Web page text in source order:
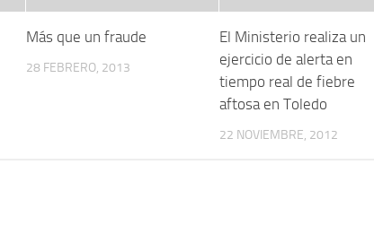
Más que un fraude
28 FEBRERO, 2013
El Ministerio realiza un
ejercicio de alerta en
tiempo real de fiebre
aftosa en Toledo
22 NOVIEMBRE, 2012